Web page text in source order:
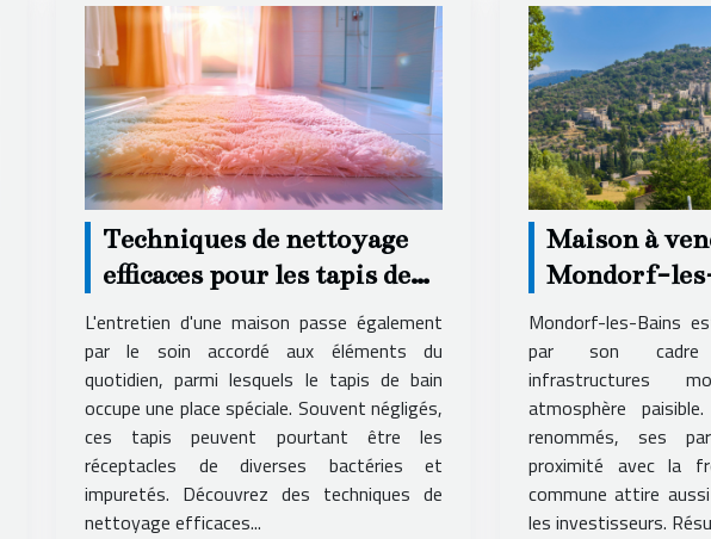
Techniques de nettoyage
efficaces pour les tapis de
bain
L'entretien d'une maison passe également
par le soin accordé aux éléments du
quotidien, parmi lesquels le tapis de bain
occupe une place spéciale. Souvent négligés,
ces tapis peuvent pourtant être les
réceptacles de diverses bactéries et
impuretés. Découvrez des techniques de
nettoyage efficaces...
Maison à
Mondorf-
quelle
Mondorf-les-Bains
par son cadre
infrastructures
atmosphère
renommés, ses
proximité avec la
commune attire
les investisseurs.